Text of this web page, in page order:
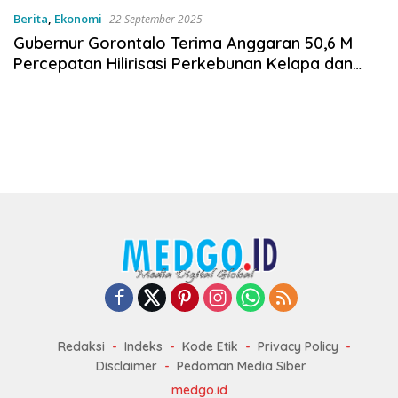
Berita, Ekonomi 22 September 2025
Gubernur Gorontalo Terima Anggaran 50,6 M
Percepatan Hilirisasi Perkebunan Kelapa dan
Redaksi Indeks Kode Etik
Privacy Policy
Disclaimer
Pedoman Media Siber
medgo.id